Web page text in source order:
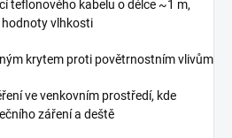
teflonového kabelu o délce ~1 m,
hodnoty vlhkosti
krytem proti povětrnostním vlivům
ve venkovním prostředí, kde
záření a deště